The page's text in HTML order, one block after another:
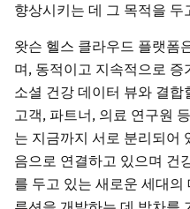
향상시키는 데 그 목적을 두
왓슨 헬스 클라우드 플랫폼
며, 동적이고 지속적으로
소셜 건강 데이터 뷰와 결
고객, 파트너, 의료 연구원
는 지금까지 서로 분리되어
음으로 연결하고 있으며 건
를 두고 있는 새로운 세대